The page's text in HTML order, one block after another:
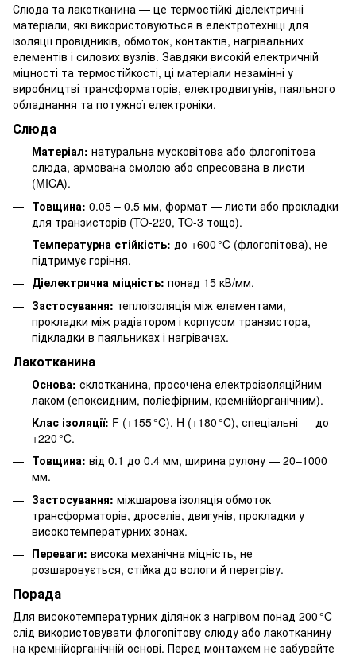
Слюда та лакотканина — це термостійкі діелектричні
матеріали, які використовуються в електротехніці для
ізоляції провідників, обмоток, контактів, нагрівальних
елементів і силових вузлів. Завдяки високій електричній
міцності та термостійкості, ці матеріали незамінні у
виробництві трансформаторів, електродвигунів, паяльного
обладнання та потужної електроніки.
Слюда
Матеріал: натуральна мусковітова або флогопітова
слюда, армована смолою або спресована в листи
(MICA).
Товщина: 0.05 – 0.5 мм, формат — листи або прокладки
для транзисторів (TO-220, TO-3 тощо).
Температурна стійкість: до +600 °C (флогопітова), не
підтримує горіння.
Діелектрична міцність: понад 15 кВ/мм.
Застосування: теплоізоляція між елементами,
прокладки між радіатором і корпусом транзистора,
підкладки в паяльниках і нагрівачах.
Лакотканина
Основа: склотканина, просочена електроізоляційним
лаком (епоксидним, поліефірним, кремнійорганічним).
Клас ізоляції: F (+155 °C), H (+180 °C), спеціальні — до
+220 °C.
Товщина: від 0.1 до 0.4 мм, ширина рулону — 20–1000
мм.
Застосування: міжшарова ізоляція обмоток
трансформаторів, дроселів, двигунів, прокладки у
високотемпературних зонах.
Переваги: висока механічна міцність, не
розшаровується, стійка до вологи й перегріву.
Порада
Для високотемпературних ділянок з нагрівом понад 200 °C
слід використовувати флогопітову слюду або лакотканину
на кремнійорганічній основі. Перед монтажем не забувайте